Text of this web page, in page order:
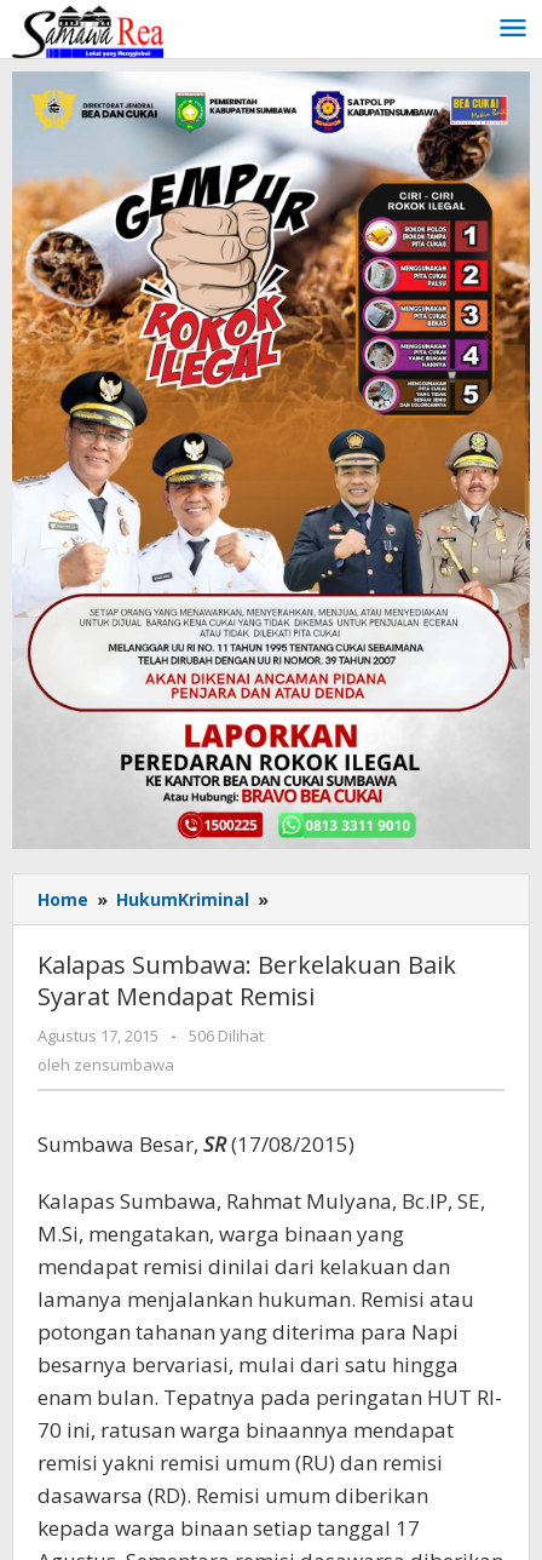
Lewati
konten
Home » HukumKriminal »
Sumbawa:
Berkelakuan
Baik
Syarat
Kalapas Sumbawa: Berkelakuan Baik
Syarat Mendapat Remisi
Agustus 17, 2015
oleh
zensumbawa
-
506 Dilihat
oleh zensumbawa
Sumbawa Besar, SR(17/08/2015)
Kalapas Sumbawa, Rahmat Mulyana, Bc.IP, SE,
M.Si, mengatakan, warga binaan yang
mendapat remisi dinilai dari kelakuan dan
lamanya menjalankan hukuman. Remisi atau
potongan tahanan yang diterima para Napi
besarnya bervariasi, mulai dari satu hingga
enam bulan. Tepatnya pada peringatan HUT RI-
70 ini, ratusan warga binaannya mendapat
remisi yakni remisi umum (RU) dan remisi
dasawarsa (RD). Remisi umum diberikan
kepada warga binaan setiap tanggal 17